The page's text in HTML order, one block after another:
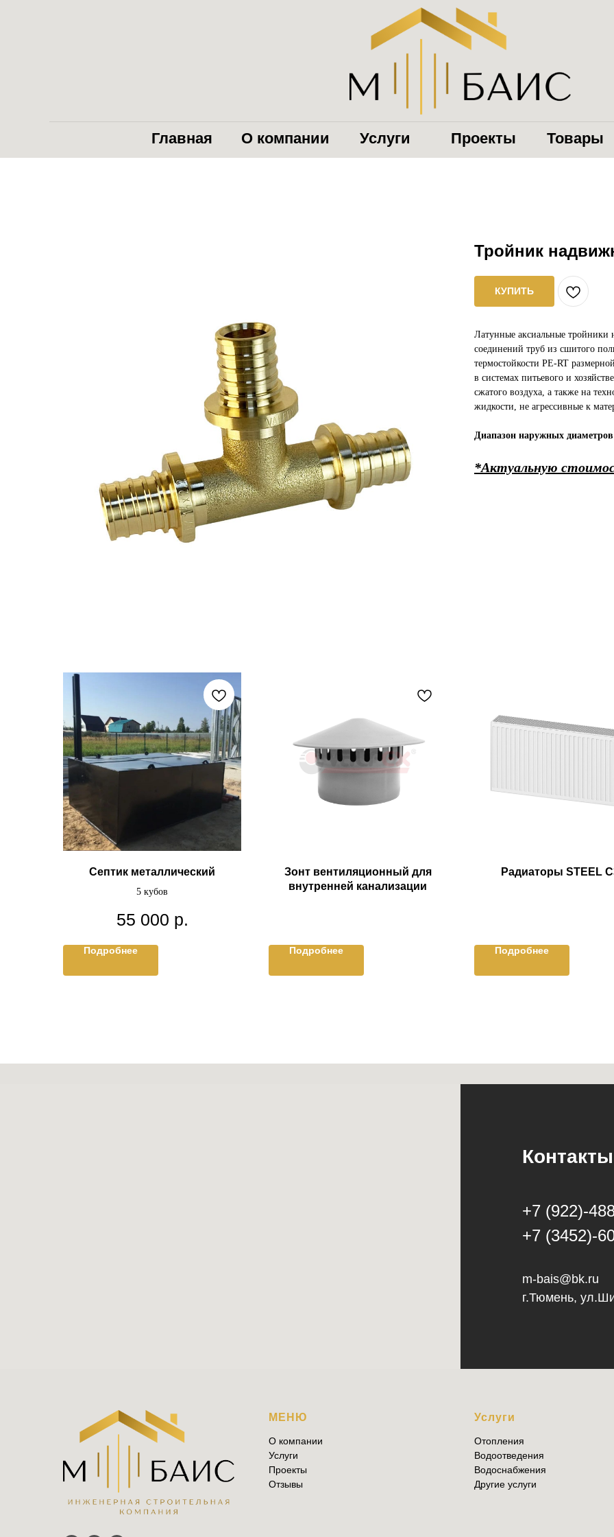
Товары
Услуги Проекты
О компании
Главная
Тройник
КУПИТЬ
Латунные аксиальные тройники
соединений труб из сшитого
термостойкости PE-RT
в системах питьевого и
сжатого воздуха, а также на
жидкости, не агрессивные к
Диапазон наружных
*Актуальную
Септик металлический
5 кубов
55 000 р.
Подробнее
Зонт вентиляционный для
внутренней канализации
Подробнее
Радиаторы STEEL
Подробнее
+7 (922)-
+7 (3452)-
m-bais@bk.ru
г.Тюмень,
МЕНЮ
О компании
Услуги
Проекты
Отзывы
Услуги
Отопления
Водоотведения
Водоснабжения
Другие услуги